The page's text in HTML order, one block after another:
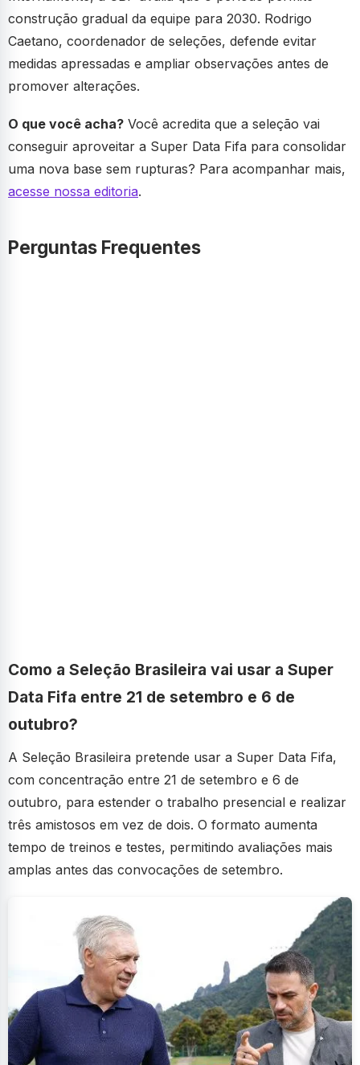
construção gradual da equipe para 2030. Rodrigo
Caetano, coordenador de seleções, defende evitar
medidas apressadas e ampliar observações antes de
promover alterações.
O que você acha? Você acredita que a seleção vai
conseguir aproveitar a Super Data Fifa para consolidar
uma nova base sem rupturas? Para acompanhar mais,
acesse nossa editoria.
Perguntas Frequentes
Como a Seleção Brasileira vai usar a Super
Data Fifa entre 21 de setembro e 6 de
outubro?
A Seleção Brasileira pretende usar a Super Data Fifa,
com concentração entre 21 de setembro e 6 de
outubro, para estender o trabalho presencial e realizar
três amistosos em vez de dois. O formato aumenta
tempo de treinos e testes, permitindo avaliações mais
amplas antes das convocações de setembro.